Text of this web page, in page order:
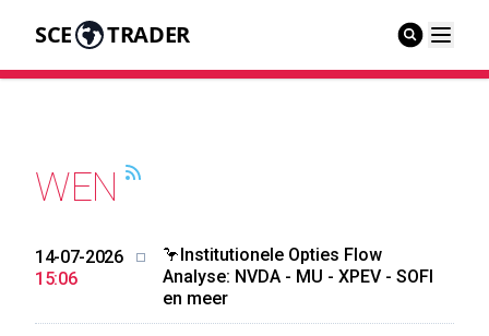
SCE TRADER
WEN
14-07-2026
15:06
🦩Institutionele Opties Flow
Analyse: NVDA - MU - XPEV - SOFI
en meer